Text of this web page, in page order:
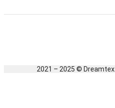
2021 – 2025 © Dreamtex.